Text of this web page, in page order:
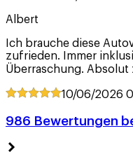
Albert
Ich brauche diese
zufrieden. Immer
Überraschung. Absolut
10/06/2026
986 Bewertungen